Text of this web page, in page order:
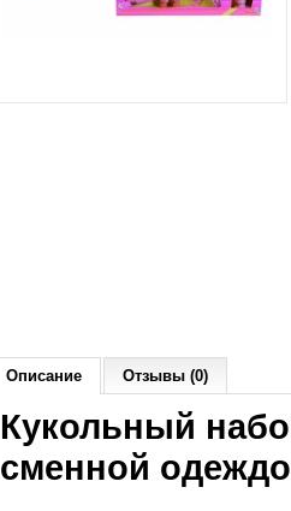
Описание Отзывы (0)
Кукольный
сменной